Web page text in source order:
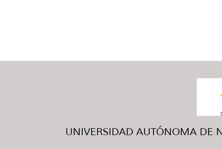
UNIVERSIDAD AUTÓNOMA DE